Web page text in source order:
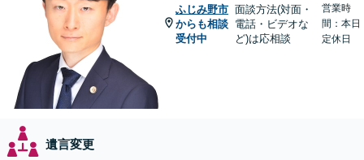
ふじみ野市
からも相談
受付中
面談方法(対面・
電話・ビデオな
ど)は応相談
営業時
間：本日
定休日
遺言変更